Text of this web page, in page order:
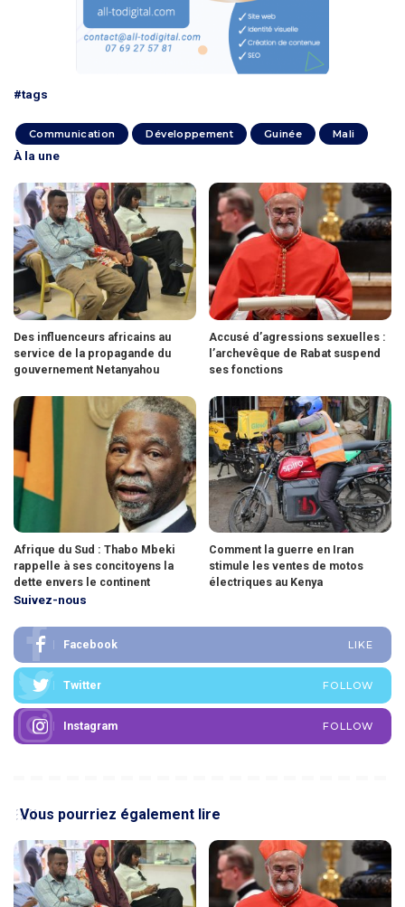
#tags
Communication Développement Guinée Mali
À la une
Des influenceurs africains au
service de la propagande du
gouvernement Netanyahou
Accusé d’agressions sexuelles :
l’archevêque de Rabat suspend
ses fonctions
Afrique du Sud : Thabo Mbeki
rappelle à ses concitoyens la
dette envers le continent
Comment la guerre en Iran
stimule les ventes de motos
électriques au Kenya
Suivez-nous
Facebook LIKE
Twitter FOLLOW
Instagram FOLLOW
Vous pourriez également lire